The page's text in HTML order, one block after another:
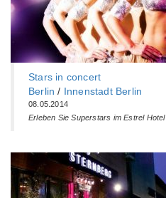
Stars in concert
Berlin / Innenstadt Berlin
08.05.2014
Erleben Sie Superstars im Estrel Hotel